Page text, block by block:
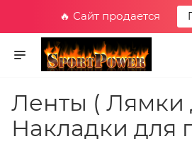
🔥 Сайт продается
Ленты ( Лямки
Накладки для